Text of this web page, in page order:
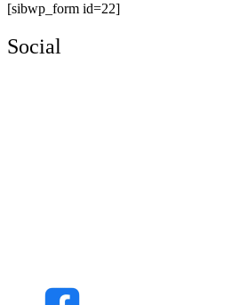
[sibwp_form id=22]
Social